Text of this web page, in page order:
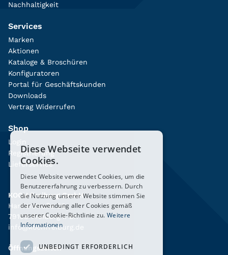
Nachhaltigkeit
Services
Marken
Aktionen
Kataloge & Broschüren
Konfiguratoren
Portal für Geschäftskunden
Downloads
Vertrag Widerrufen
Shop
Login
Registrierung
Lieferservice
KOCH Freiburg GmbH
Hanferstraße 26
79108 Freiburg i. Br.
info@kochfreiburg.de
Öffnungszeiten
Diese Webseite verwendet
Cookies.
Diese Website verwendet Cookies, um die
Benutzererfahrung zu verbessern. Durch
die Nutzung unserer Website stimmen Sie
der Verwendung aller Cookies gemäß
unserer Cookie-Richtlinie zu.Weitere
Informationen
UNBEDINGT ERFORDERLICH